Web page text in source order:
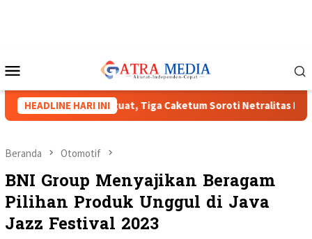
Mobile
HEADLINE HARI INI
HIPMI XVIII Menguat, Tiga Caketum Soroti Netralitas Lampung
Beranda Otomotif
BNI Group Menyajikan Beragam
Pilihan Produk Unggul di Java
Jazz Festival 2023